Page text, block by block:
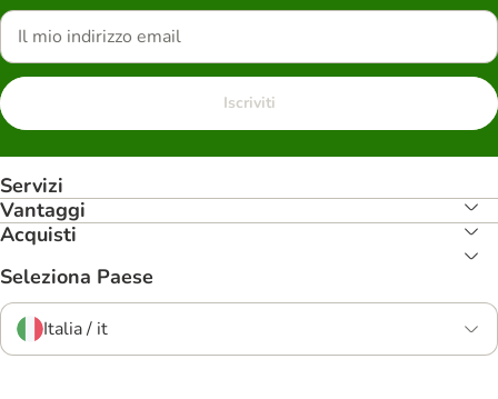
Iscriviti
Servizi
Vantaggi
Acquisti
Seleziona Paese
Italia / it